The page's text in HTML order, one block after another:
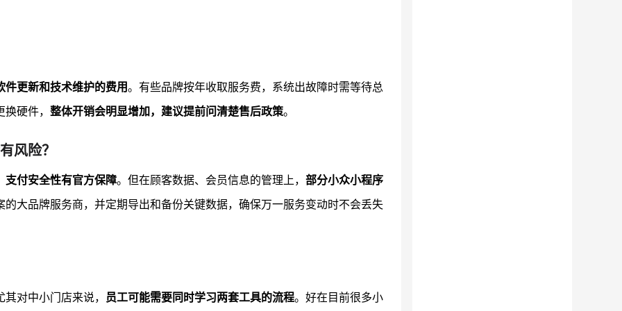
件更新和技术维护的费用。有些品牌按年收取服务费，系统出故障时需等待总
硬件， 整体开销会明显增加，建议提前问清楚售后政策。
风险？
支付安全性有官方保障。但在顾客数据、会员信息的管理上， 部分小众小程序
的大品牌服务商，并定期导出和备份关键数据，确保万一服务变动时不会丢失
对中小门店来说， 员工可能需要同时学习两套工具的流程。好在目前很多小